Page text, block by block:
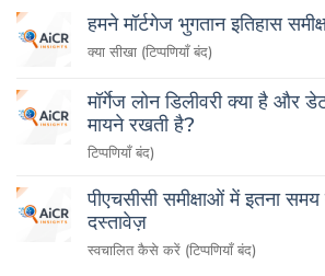
हमने मॉर्टगेज भुगतान इतिहास
बनाने
क्या सीखा (टिप्पणियाँ बंद)
मॉर्गेज लोन डिलीवरी क्या है और
मायने रखती है?
(टिप्पणियाँ बंद)
पीएचसीसी समीक्षाओं में इतना
दस्तावेज़
समीक्षा
स्वचालित कैसे करें (टिप्पणियाँ बंद)